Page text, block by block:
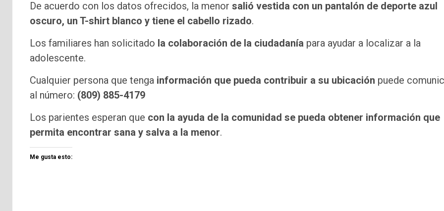
De acuerdo con los datos ofrecidos, la menor salió vestida con un pantalón de deporte azul
oscuro, un T-shirt blanco y tiene el cabello rizado.
Los familiares han solicitado la colaboración de la ciudadanía para ayudar a localizar a la
adolescente.
Cualquier persona que tenga información que pueda contribuir a su ubicación puede
al número: (809) 885-4179
Los parientes esperan que con la ayuda de la comunidad se pueda obtener información que
permita encontrar sana y salva a la menor.
Me gusta esto: